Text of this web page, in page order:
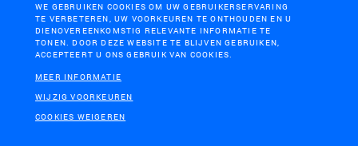
WE GEBRUIKEN COOKIES OM UW GEBRUIKERSERVARING
TE VERBETEREN, UW VOORKEUREN TE ONTHOUDEN EN U
DIENOVEREENKOMSTIG RELEVANTE INFORMATIE TE
TONEN. DOOR DEZE WEBSITE TE BLIJVEN GEBRUIKEN,
ACCEPTEERT U ONS GEBRUIK VAN COOKIES.
MEER INFORMATIE
WIJZIG VOORKEUREN
COOKIES WEIGEREN